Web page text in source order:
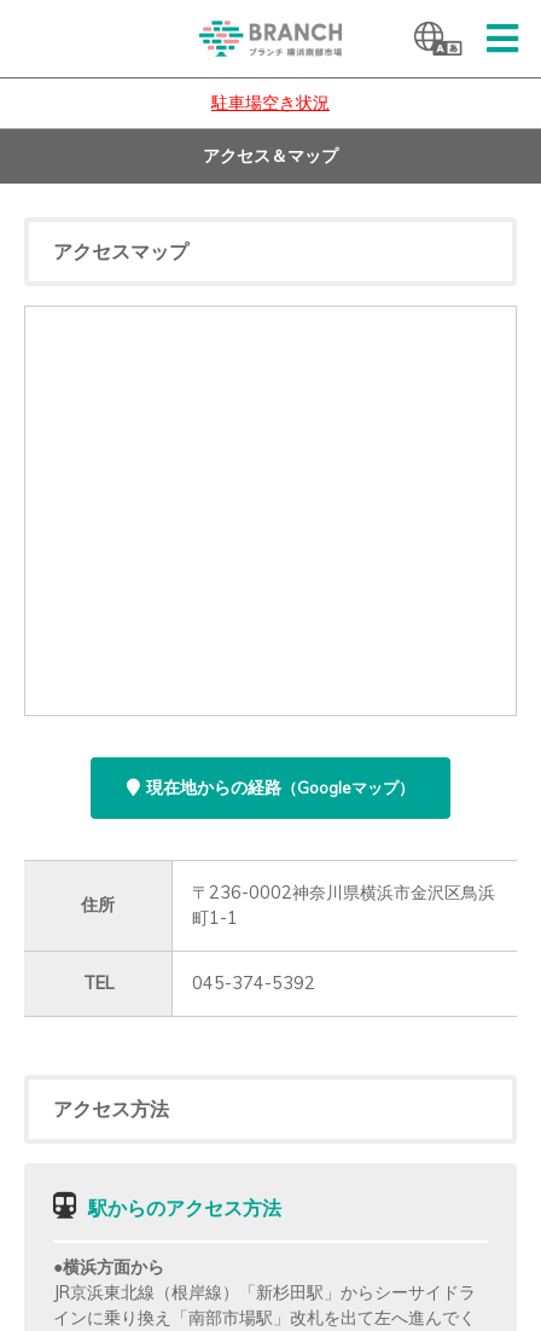
駐車場空き状況
アクセス＆マップ
アクセスマップ
現在地からの経路 （Googleマップ）
住所
〒236-0002神奈川県横浜市金沢区鳥浜
町1-1
TEL 045-374-5392
アクセス方法
駅からのアクセス方法
●横浜方面から
JR京浜東北線（根岸線）「新杉田駅」からシーサイドラ
インに乗り換え「南部市場駅」改札を出て左へ進んでく